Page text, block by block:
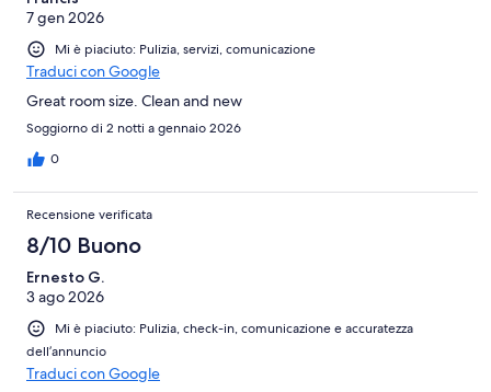
7 gen 2026
Mi è piaciuto: Pulizia, servizi, comunicazione
Traduci con Google
Great room size. Clean and new
Soggiorno di 2 notti a gennaio 2026
0
Recensione verificata
8/10 Buono
Ernesto G.
3 ago 2026
Mi è piaciuto: Pulizia, check-in, comunicazione e accuratezza
dell’annuncio
Traduci con Google